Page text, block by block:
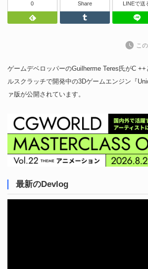
0
Feedly
Share LINEで送
こ
ゲームデベロッパーのGuilherme Teres氏がC ++
ルスクラッチで開発中の3Dゲームエンジン『
ァ版が公開されています。
最新のDevlog